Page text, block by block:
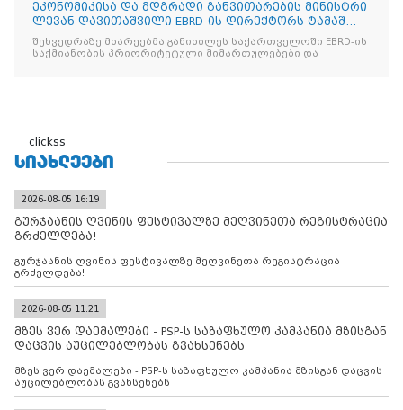
ეკონომიკისა და მდგრადი განვითარების მინისტრი
ლევან დავითაშვილი EBRD-ის დირექტორს ტამაშ
ვოჟნიტს შეხვდ
შეხვედრაზე მხარეებმა განიხილეს საქართველოში EBRD-ის
საქმიანობის პრიორიტეტული მიმართულებები და
clickss
ᲡᲘᲐᲮᲚᲔᲔᲑᲘ
2026-08-05 16:19
გურჯაანის ღვინის ფესტივალზე მეღვინეთა რეგისტრაცია
გრძელდება!
გურჯაანის ღვინის ფესტივალზე მეღვინეთა რეგისტრაცია
გრძელდება!
2026-08-05 11:21
მზეს ვერ დაემალები - PSP-ს საზაფხულო კამპანია მზისგან
დაცვის აუცილებლობას გვახსენებს
მზეს ვერ დაემალები - PSP-ს საზაფხულო კამპანია მზისგან დაცვის
აუცილებლობას გვახსენებს